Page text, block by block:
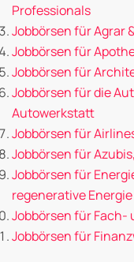
Professionals
Jobbörsen für Agrar
Jobbörsen für
Jobbörsen für
Jobbörsen für die
Autowerkstatt
Jobbörsen für
Jobbörsen für
Jobbörsen für
regenerative Energie
Jobbörsen für Fach-
Jobbörsen für